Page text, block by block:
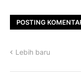
POSTING
Lebih baru